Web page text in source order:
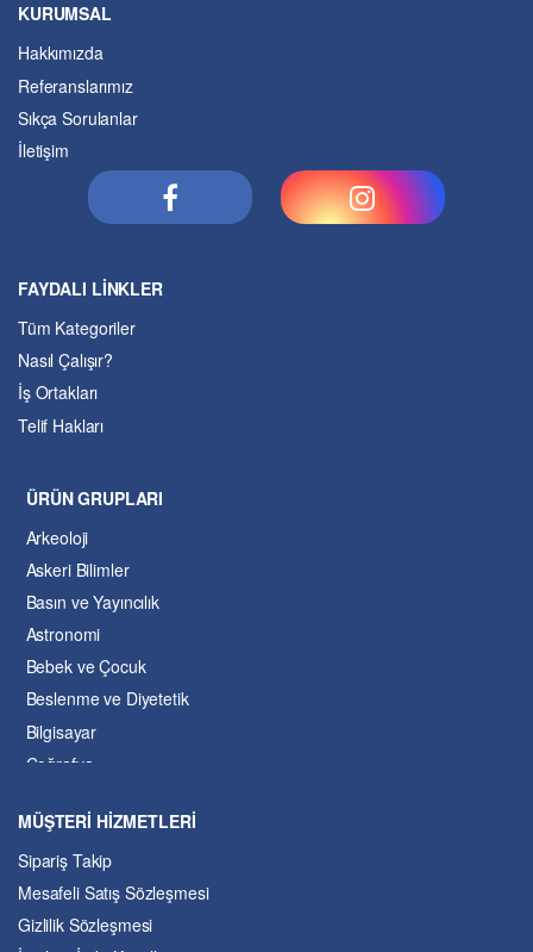
KURUMSAL
Hakkımızda
Referanslarımız
Sıkça Sorulanlar
İletişim
FAYDALI LİNKLER
Tüm Kategoriler
Nasıl Çalışır?
İş Ortakları
Telif Hakları
ÜRÜN GRUPLARI
Arkeoloji
Askeri Bilimler
Basın ve Yayıncılık
Astronomi
Bebek ve Çocuk
Beslenme ve Diyetetik
Bilgisayar
Coğrafya
Dil ve Edebiyat
Eğitim
Ekonomi ve Finans
Enerji
MÜŞTERİ HİZMETLERİ
Sipariş Takip
Mesafeli Satış Sözleşmesi
Gizlilik Sözleşmesi